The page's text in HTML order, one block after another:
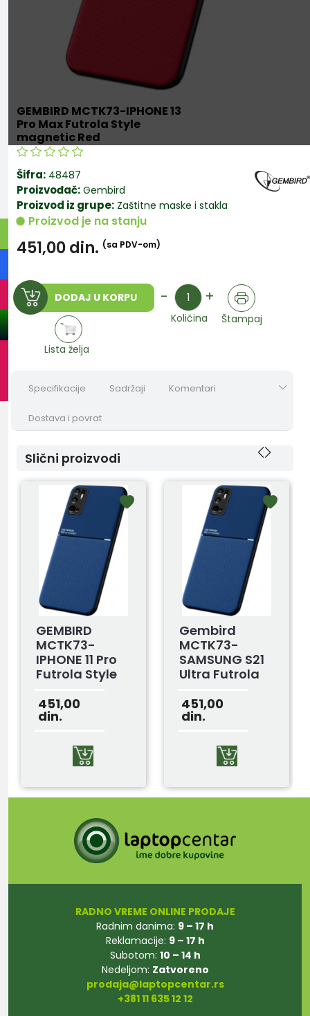
GEMBIRD MCTK73-IPHONE 13
Pro Max Futrola Style
magnetic Red
Šifra: 48487
Proizvođač: Gembird
Proizvod iz grupe: Zaštitne maske i stakla
Proizvod je na stanju
451,00din. (sa PDV-om)
DODAJ U KORPU - Količina +
Količina Štampaj
Lista želja
Specifikacije Sadržaji Komentari
Dostava i povrat
Slični proizvodi
GEMBIRD
MCTK73-
IPHONE 11 Pro
Futrola Style
451,00
din.
Gembird
MCTK73-
SAMSUNG S21
Ultra Futrola
Magnetic Blue
451,00
din.
RADNO VREME ONLINE PRODAJE
Radnim danima: 9 – 17 h
Reklamacije: 9 – 17 h
Subotom: 10 – 14 h
Nedeljom: Zatvoreno
prodaja@laptopcentar.rs
+381 11 635 12 12